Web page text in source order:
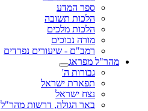
ספר המדע
הלכות תשובה
הלכות מלכים
מורה נבוכים
רמב"ם - שיעורים נפרדים
מהר"ל מפראג
גבורות ה'
תפארת ישראל
נצח ישראל
באר הגולה, דרשות מהר"ל